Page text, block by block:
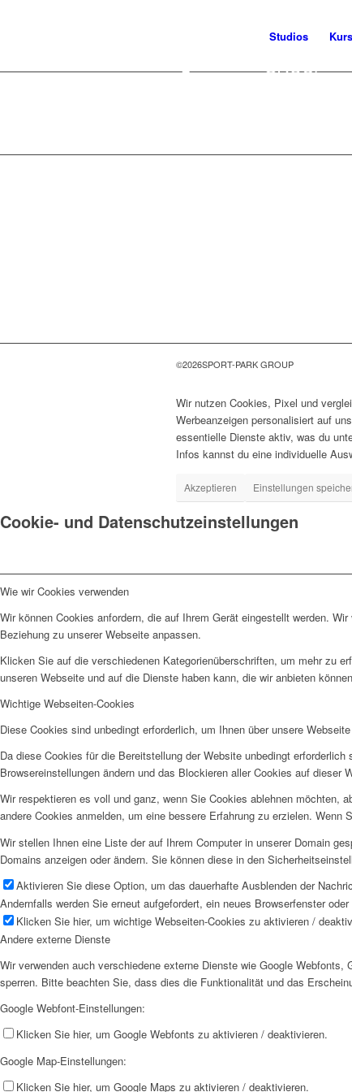
Studios
©2026SPORT-PARK GROUP
Wir nutzen Cookies, Pixel und
Werbeanzeigen personalisiert auf
essentielle Dienste aktiv, was du
Infos kannst du eine individuelle
Akzeptieren Einstellungen
Cookie- und Datenschutzeinstellungen
Wie wir Cookies verwenden
Wir können Cookies anfordern, die auf Ihrem Gerät eingestellt werden.
Beziehung zu unserer Webseite anpassen.
Klicken Sie auf die verschiedenen Kategorienüberschriften, um mehr zu
unseren Webseite und auf die Dienste haben kann, die wir anbieten
Wichtige Webseiten-Cookies
Diese Cookies sind unbedingt erforderlich, um Ihnen über unsere
Da diese Cookies für die Bereitstellung der Website unbedingt
Browsereinstellungen ändern und das Blockieren aller Cookies auf
Wir respektieren es voll und ganz, wenn Sie Cookies ablehnen möchten,
andere Cookies anmelden, um eine bessere Erfahrung zu erzielen.
Wir stellen Ihnen eine Liste der auf Ihrem Computer in unserer Domain
Domains anzeigen oder ändern. Sie können diese in den
Aktivieren Sie diese Option, um das dauerhafte Ausblenden der
Andernfalls werden Sie erneut aufgefordert, ein neues Browserfenster
Klicken Sie hier, um wichtige Webseiten-Cookies zu aktivieren /
Andere externe Dienste
Wir verwenden auch verschiedene externe Dienste wie Google
sperren. Bitte beachten Sie, dass dies die Funktionalität und das
Google Webfont-Einstellungen:
Klicken Sie hier, um Google Webfonts zu aktivieren / deaktivieren.
Google Map-Einstellungen:
Klicken Sie hier, um Google Maps zu aktivieren / deaktivieren.